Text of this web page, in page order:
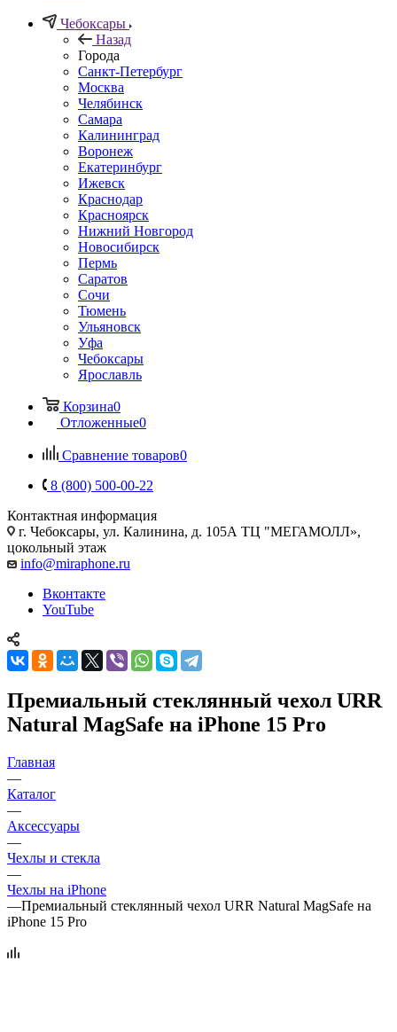
Чебоксары
Назад
Города
Санкт-Петербург
Москва
Челябинск
Самара
Калининград
Воронеж
Екатеринбург
Ижевск
Краснодар
Красноярск
Нижний Новгород
Новосибирск
Пермь
Саратов
Сочи
Тюмень
Ульяновск
Уфа
Чебоксары
Ярославль
Корзина0
Отложенные0
Сравнение товаров0
8 (800) 500-00-22
Контактная информация
г. Чебоксары, ул. Калинина, д. 105А ТЦ "МЕГАМОЛЛ»,
цокольный этаж
info@miraphone.ru
Вконтакте
YouTube
Премиальный стеклянный чехол URR
Natural MagSafe на iPhone 15 Pro
Главная
—
Каталог
—
Аксессуары
—
Чехлы и стекла
—
Чехлы на iPhone
—Премиальный стеклянный чехол URR Natural MagSafe на
iPhone 15 Pro